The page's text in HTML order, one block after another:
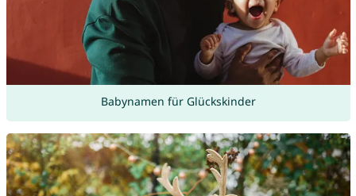
Babynamen für Glückskinder